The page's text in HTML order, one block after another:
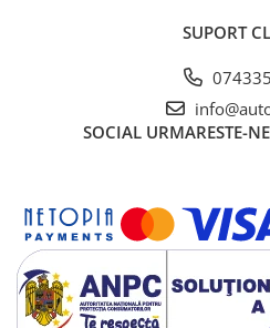
TRICOURI VOLKSWAGEN
PENTRU PASIONATII AUTO
TRICOURI AMUZANTE
TRICOURI CU PROFESII
TRICOURI CUPLURI/TINERI
CASATORITI
TRICOURI DAMA
SUPORT
SOCIAL URMARESTE-